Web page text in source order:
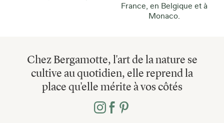
France, en Belgique et à
Monaco.
Chez Bergamotte, l'art de la nature se
cultive au quotidien, elle reprend la
place qu'elle mérite à vos côtés